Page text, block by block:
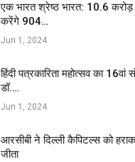
एक भारत श्रेष्ठ भारत: 10.6
करेंगे 904…
Jun 1, 2024
हिंदी पत्रकारिता महोत्सव का
डॉ.…
Jun 1, 2024
आरसीबी ने दिल्ली कैपिटल्स को
जीता